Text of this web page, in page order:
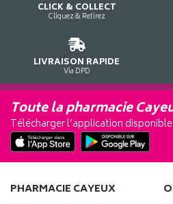
CLICK & COLLECT
Cliquez & Retirez
LIVRAISON RAPIDE
Via DPD
Toute la pharmacie
Télécharger l’application
PHARMACIE CAYEUX